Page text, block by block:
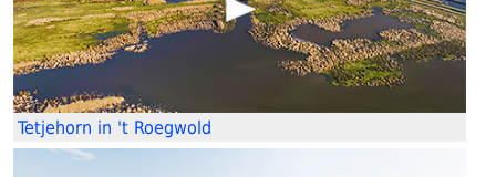
Tetjehorn in 't Roegwold